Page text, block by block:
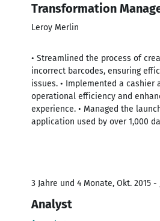
Transformation
Leroy Merlin
• Streamlined the process of
incorrect barcodes, ensuring
issues. • Implemented a
operational efficiency and
experience. • Managed the
application used by over 1,000
3 Jahre und 4 Monate, Okt. 2015 -
Analyst